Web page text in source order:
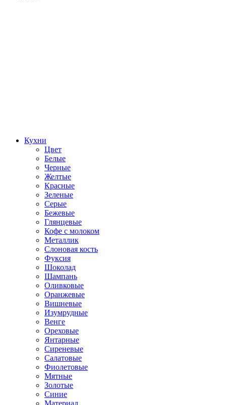
Кухни
Цвет
Белые
Черные
Желтые
Красные
Зеленые
Серые
Бежевые
Глянцевые
Кофе с молоком
Металлик
Слоновая кость
Фуксия
Шоколад
Шампань
Оливковые
Оранжевые
Вишневые
Изумрудные
Венге
Ореховые
Янтарные
Сиреневые
Салатовые
Фиолетовые
Мятные
Золотые
Синие
Материал